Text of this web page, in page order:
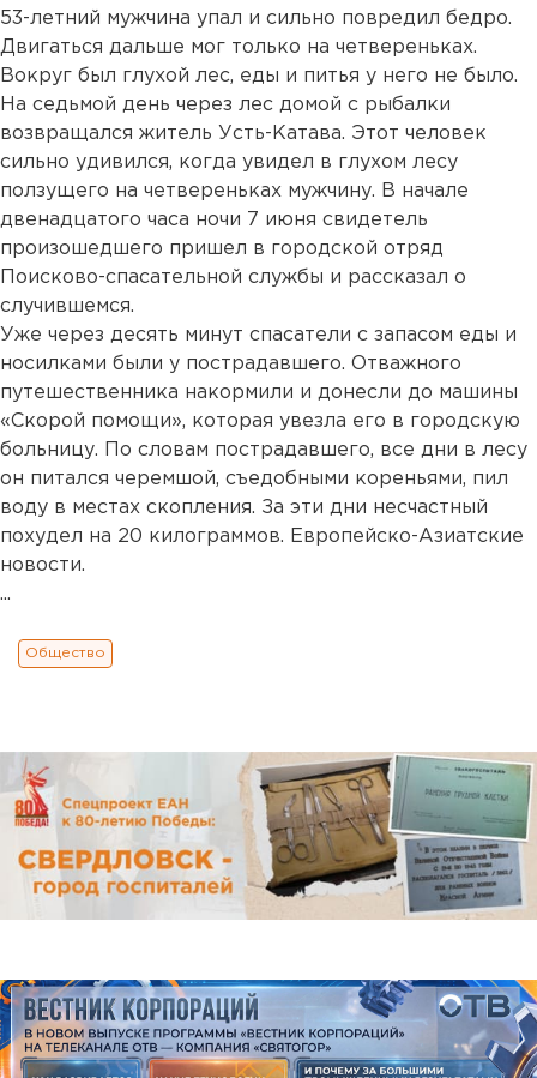
53-летний мужчина упал и сильно повредил бедро.
Двигаться дальше мог только на четвереньках.
Вокруг был глухой лес, еды и питья у него не было.
На седьмой день через лес домой с рыбалки
возвращался житель Усть-Катава. Этот человек
сильно удивился, когда увидел в глухом лесу
ползущего на четвереньках мужчину. В начале
двенадцатого часа ночи 7 июня свидетель
произошедшего пришел в городской отряд
Поисково-спасательной службы и рассказал о
случившемся.
Уже через десять минут спасатели с запасом еды и
носилками были у пострадавшего. Отважного
путешественника накормили и донесли до машины
«Скорой помощи», которая увезла его в городскую
больницу. По словам пострадавшего, все дни в лесу
он питался черемшой, съедобными кореньями, пил
воду в местах скопления. За эти дни несчастный
похудел на 20 килограммов. Европейско-Азиатские
новости.
...
Общество